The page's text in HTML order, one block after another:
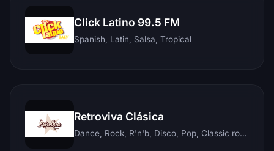
Click Latino 99.5 FM
Spanish, Latin, Salsa, Tropical
Retroviva Clásica
Dance, Rock, R'n'b, Disco, Pop, Classic rock, Techno, Reggae